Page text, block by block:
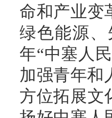
命和产业变
绿色能源
年“中塞人
加强青年和
方位拓展文